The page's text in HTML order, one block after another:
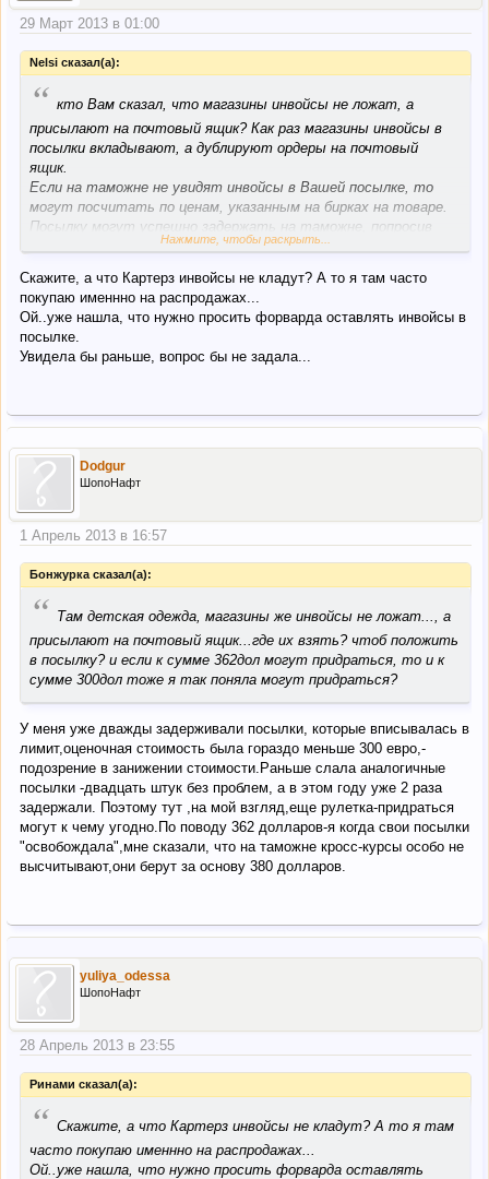
29 Март 2013 в 01:00
Nelsi сказал(а):
“ кто Вам сказал, что магазины инвойсы не ложат, а
присылают на почтовый ящик? Как раз магазины инвойсы в
посылки вкладывают, а дублируют ордеры на почтовый
ящик.
Если на таможне не увидят инвойсы в Вашей посылке, то
могут посчитать по ценам, указанным на бирках на товаре.
Посылку могут успешно задержать на таможне, попросив
Вас выслать им копии ордеров и копию банковской выписки об
иметь инвойсы в коробках, дабы избежать задержек. У меня
посылка с Картерз (сумма покупки всего-то 293 долл) без
инвосов была задержала на две недели, пока не провели
перерасчет.
Нажмите, чтобы раскрыть...
Скажите, а что Картерз инвойсы не кладут? А то я там часто
покупаю именнно на распродажах...
Ой..уже нашла, что нужно просить форварда оставлять инвойсы в
посылке.
Увидела бы раньше, вопрос бы не задала...
Dodgur
ШопоНафт
1 Апрель 2013 в 16:57
Бонжурка сказал(а):
“ Там детская одежда, магазины же инвойсы не ложат..., а
присылают на почтовый ящик...где их взять? чтоб положить
в посылку? и если к сумме 362дол могут придраться, то и к
сумме 300дол тоже я так поняла могут придраться?
У меня уже дважды задерживали посылки, которые вписывалась в
лимит,оценочная стоимость была гораздо меньше 300 евро,-
подозрение в занижении стоимости.Раньше слала аналогичные
посылки -двадцать штук без проблем, а в этом году уже 2 раза
задержали. Поэтому тут ,на мой взгляд,еще рулетка-придраться
могут к чему угодно.По поводу 362 долларов-я когда свои посылки
"освобождала",мне сказали, что на таможне кросс-курсы особо не
высчитывают,они берут за основу 380 долларов.
yuliya_odessa
ШопоНафт
28 Апрель 2013 в 23:55
Ринами сказал(а):
“ Скажите, а что Картерз инвойсы не кладут? А то я там
часто покупаю именнно на распродажах...
Ой..уже нашла, что нужно просить форварда оставлять